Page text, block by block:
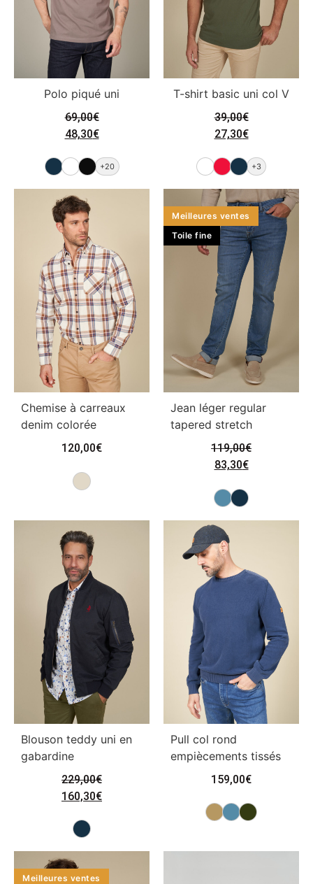
Polo piqué uni
69,00€
48,30€
+20
T-shirt basic uni col V
39,00€
27,30€
+3
Chemise à carreaux
denim colorée
120,00€
Meilleures ventes
Toile fine
Jean léger regular
tapered stretch
119,00€
83,30€
Blouson teddy uni en
gabardine
229,00€
160,30€
Pull col rond
empiècements tissés
159,00€
Meilleures ventes